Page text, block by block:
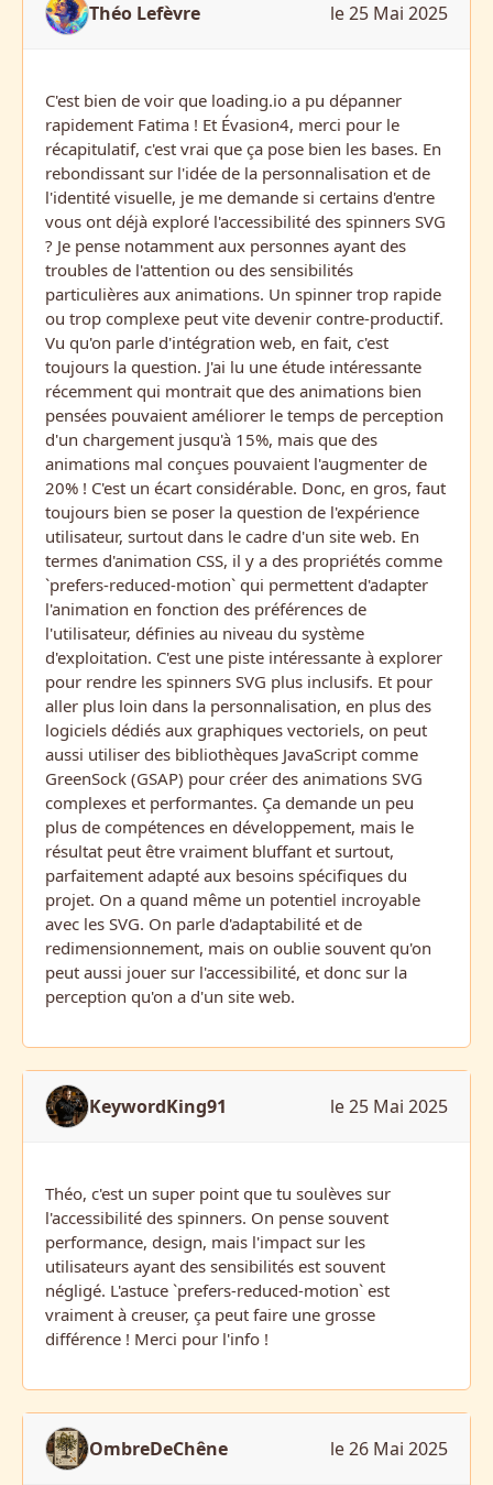
Théo Lefèvre le 25 Mai 2025
C'est bien de voir que loading.io a pu dépanner
rapidement Fatima ! Et Évasion4, merci pour le
récapitulatif, c'est vrai que ça pose bien les bases. En
rebondissant sur l'idée de la personnalisation et de
l'identité visuelle, je me demande si certains d'entre
vous ont déjà exploré l'accessibilité des spinners SVG
? Je pense notamment aux personnes ayant des
troubles de l'attention ou des sensibilités
particulières aux animations. Un spinner trop rapide
ou trop complexe peut vite devenir contre-productif.
Vu qu'on parle d'intégration web, en fait, c'est
toujours la question. J'ai lu une étude intéressante
récemment qui montrait que des animations bien
pensées pouvaient améliorer le temps de perception
d'un chargement jusqu'à 15%, mais que des
animations mal conçues pouvaient l'augmenter de
20% ! C'est un écart considérable. Donc, en gros, faut
toujours bien se poser la question de l'expérience
utilisateur, surtout dans le cadre d'un site web. En
termes d'animation CSS, il y a des propriétés comme
`prefers-reduced-motion` qui permettent d'adapter
l'animation en fonction des préférences de
l'utilisateur, définies au niveau du système
d'exploitation. C'est une piste intéressante à explorer
pour rendre les spinners SVG plus inclusifs. Et pour
aller plus loin dans la personnalisation, en plus des
logiciels dédiés aux graphiques vectoriels, on peut
aussi utiliser des bibliothèques JavaScript comme
GreenSock (GSAP) pour créer des animations SVG
complexes et performantes. Ça demande un peu
plus de compétences en développement, mais le
résultat peut être vraiment bluffant et surtout,
parfaitement adapté aux besoins spécifiques du
projet. On a quand même un potentiel incroyable
avec les SVG. On parle d'adaptabilité et de
redimensionnement, mais on oublie souvent qu'on
peut aussi jouer sur l'accessibilité, et donc sur la
perception qu'on a d'un site web.
KeywordKing91 le 25 Mai 2025
Théo, c'est un super point que tu soulèves sur
l'accessibilité des spinners. On pense souvent
performance, design, mais l'impact sur les
utilisateurs ayant des sensibilités est souvent
négligé. L'astuce `prefers-reduced-motion` est
vraiment à creuser, ça peut faire une grosse
différence ! Merci pour l'info !
OmbreDeChêne le 26 Mai 2025